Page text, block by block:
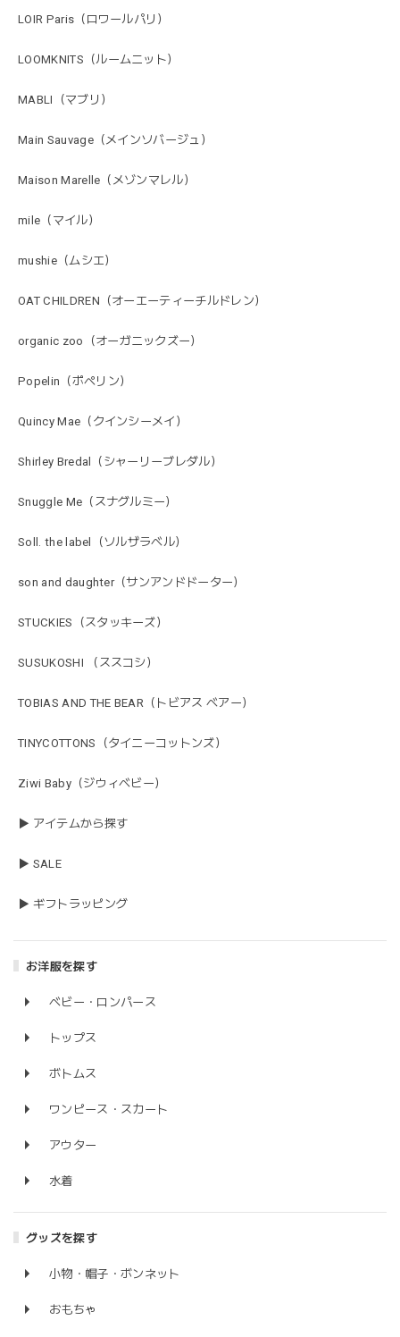
LOIR Paris（ロワールパリ）
LOOMKNITS（ルームニット）
MABLI（マブリ）
Main Sauvage（メインソバージュ）
Maison Marelle（メゾンマレル）
mile（マイル）
mushie（ムシエ）
OAT CHILDREN（オーエーティーチルドレン）
organic zoo（オーガニックズー）
Popelin（ポペリン）
Quincy Mae（クインシーメイ）
Shirley Bredal（シャーリーブレダル）
Snuggle Me（スナグルミー）
Soll. the label（ソルザラベル）
son and daughter（サンアンドドーター）
STUCKIES（スタッキーズ）
SUSUKOSHI （ススコシ）
TOBIAS AND THE BEAR（トビアス ベアー）
TINYCOTTONS（タイニーコットンズ）
Ziwi Baby（ジウィベビー）
▶ アイテムから探す
▶ SALE
▶ ギフトラッピング
お洋服を探す
ベビー・ロンパース
トップス
ボトムス
ワンピース・スカート
アウター
水着
グッズを探す
小物・帽子・ボンネット
おもちゃ